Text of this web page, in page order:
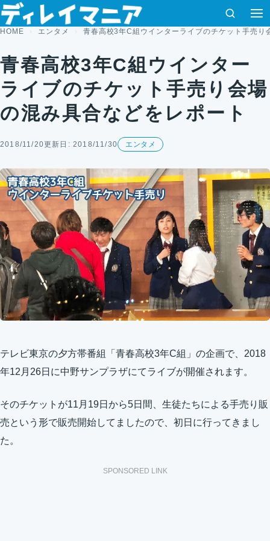
コンテンツへスキップ
検索
HOME エンタメ 青春高校3年C組ウインターライブのチケット手売り
青春高校3年C組ウインター
ライブのチケット手売り会場
の混み具合などをレポート
2018/11/20更新日: 2018/11/30 エンタメ
テレビ東京の夕方帯番組「青春高校3年C組」の企画で、2018
年12月26日に中野サンプラザにてライブが開催されます。
そのチケットが11月19日から5日間、生徒たちによる手売り販
売という形で販売開始してましたので、初日に行ってきまし
た。
SPONSORED LINK